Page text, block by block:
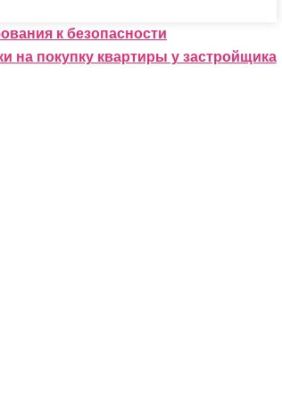
к безопасности
на покупку квартиры у застройщика